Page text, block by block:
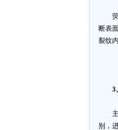
荧光
断表
裂纹
3
主要
别，